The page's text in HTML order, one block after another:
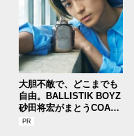
大胆不敵で、どこまでも
自由。BALLISTIK BOYZ
砂田将宏がまとうCOACH
の新作フレグランス「コ